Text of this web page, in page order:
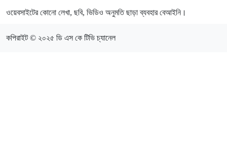
ওয়েবসাইটের কোনো লেখা, ছবি, ভিডিও অনুমতি ছাড়া ব্যবহার বেআইনি।
কপিরাইট © ২০২৫ ডি এস কে টিভি চ্যানেল